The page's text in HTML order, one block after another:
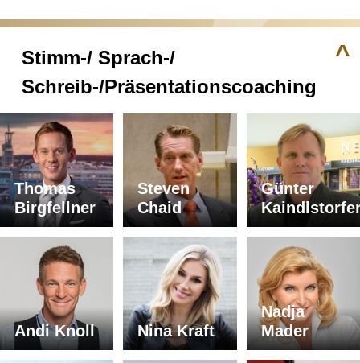
^
Stimm-/ Sprach-/
Schreib-/Präsentationscoaching
Thomas
Birgfellner
Steven
Chaid
Günter
Andi Knoll Nina Kraft
Nadja
Mader